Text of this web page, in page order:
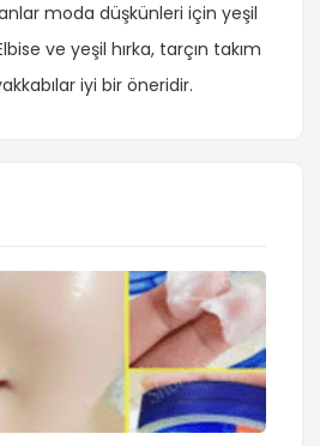
moda düşkünleri için yeşil
ve yeşil hırka, tarçın takım
iyi bir öneridir.